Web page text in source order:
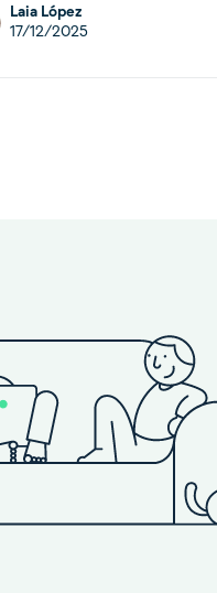
Laia López
17/12/2025